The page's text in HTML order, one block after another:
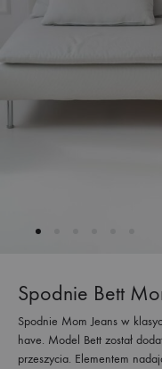
Spodnie Bett
Spodnie Mom Jeans w
have. Model Bett został
przeszycia. Elementem